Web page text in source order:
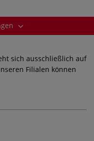
sich ausschließlich auf
Filialen können